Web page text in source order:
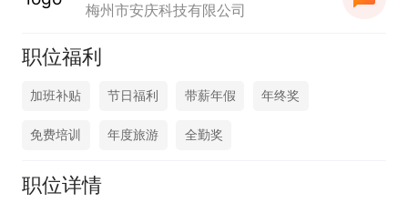
梅州市安庆科技有限公司
职位福利
加班补贴 节日福利 带薪年假 年终奖
免费培训 年度旅游 全勤奖
职位详情